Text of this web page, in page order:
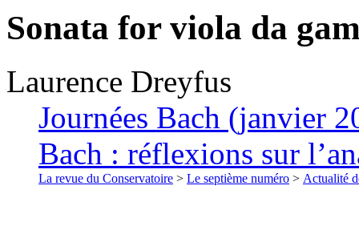
Sonata for viola da
Laurence Dreyfus
Journées Bach (janvier
Bach : réflexions sur
La revue du Conservatoire > Le septième numéro > Actualité